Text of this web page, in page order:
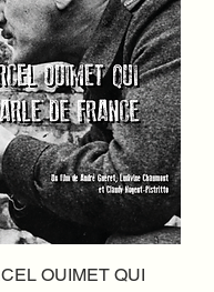
OUIMET QUI